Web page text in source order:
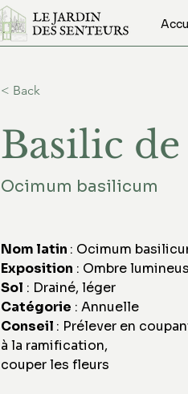
< Back
Basilic de
Ocimum basilicum
Nom latin : Ocimum
Exposition : Ombre
Sol : Drainé, léger
Catégorie : Annuelle
Conseil : Prélever en
à la ramification,
couper les fleurs